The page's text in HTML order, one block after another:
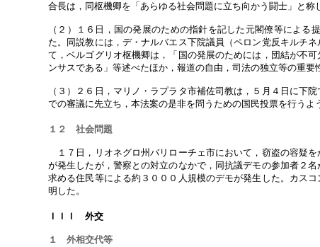
合長は，同枢機卿を「あらゆる社会問題に立ち向かう闘士」と
（２）１６日，国の発展のための指針を記した元閣僚等によ
た。同説教には，デ・ナルバエス下院議員（ペロン党反キルチ
て，ベルゴグリオ枢機卿は，「国の発展のためには，団結が不
ンサスである」等述べたほか，報道の自由，司法の独立等の重要
（３）２６日，マリノ・ラプラタ市補佐司教は，５月４日に下
での審議に先立ち，本法案の是非を問うための国民投票を行うよ
１２ 社会問題
１７日，リオネグロ州バリローチェ市において，窃盗の容疑
が発生したが，警察との対立のなかで，同抗議デモの参加者２
求める住民等による約３０００人規模のデモが発生した。カス
明した。
ＩＩＩ 外交
１ 外相交代等